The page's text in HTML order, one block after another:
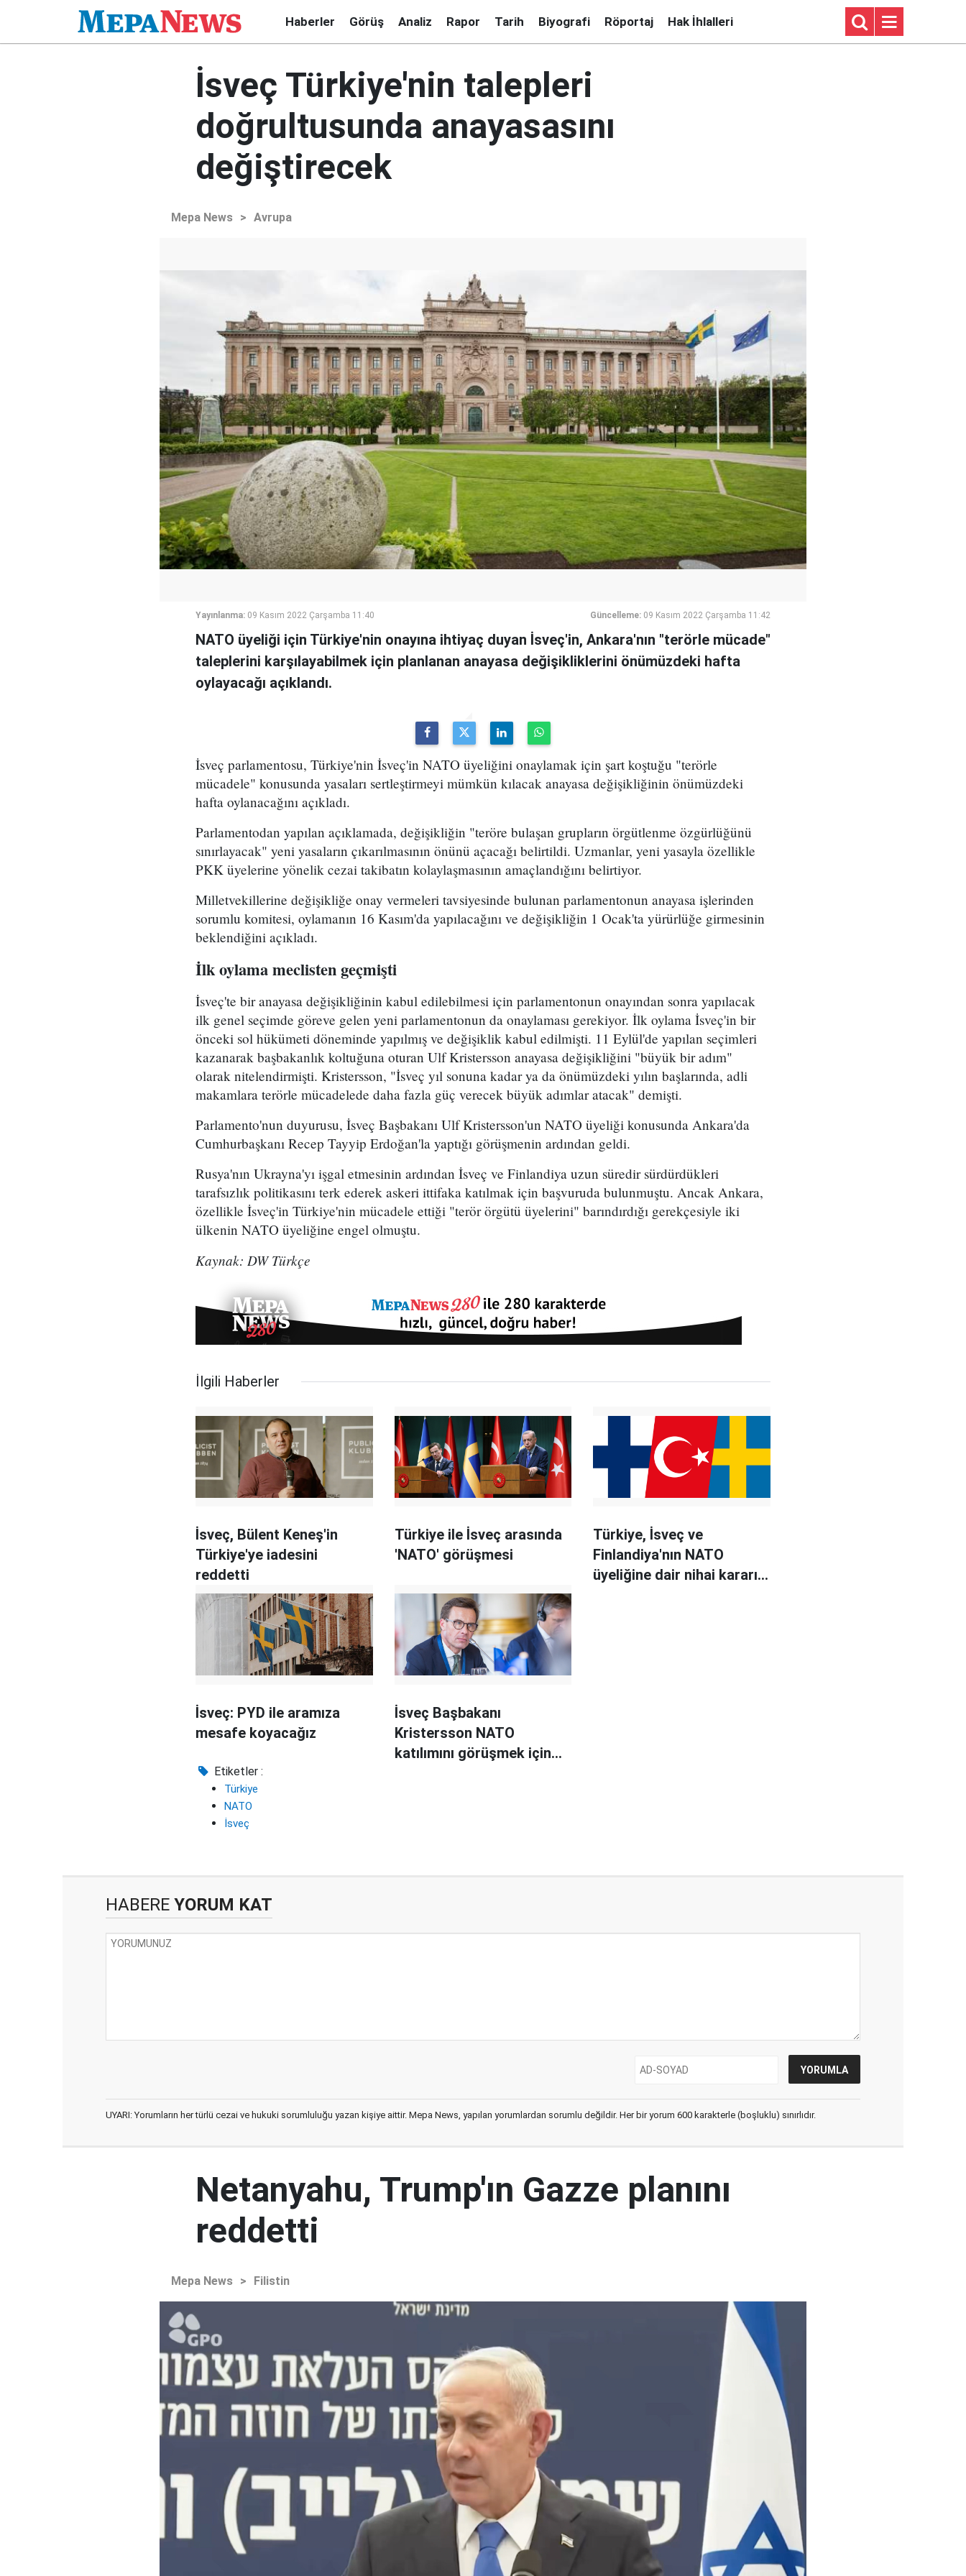
Haberler Görüş Analiz Rapor Tarih Biyografi Röportaj Hak İhlalleri
İsveç Türkiye'nin talepleri
doğrultusunda anayasasını
değiştirecek
Mepa News > Avrupa
Yayınlanma: 09 Kasım 2022 Çarşamba 11:40 Güncelleme: 09 Kasım 2022 Çarşamba 11:42
NATO üyeliği için Türkiye'nin onayına ihtiyaç duyan İsveç'in, Ankara'nın "terörle mücade"
taleplerini karşılayabilmek için planlanan anayasa değişikliklerini önümüzdeki hafta
oylayacağı açıklandı.
İsveç parlamentosu, Türkiye'nin İsveç'in NATO üyeliğini onaylamak için şart koştuğu "terörle
mücadele" konusunda yasaları sertleştirmeyi mümkün kılacak anayasa değişikliğinin önümüzdeki
hafta oylanacağını açıkladı.
Parlamentodan yapılan açıklamada, değişikliğin "teröre bulaşan grupların örgütlenme özgürlüğünü
sınırlayacak" yeni yasaların çıkarılmasının önünü açacağı belirtildi. Uzmanlar, yeni yasayla özellikle
PKK üyelerine yönelik cezai takibatın kolaylaşmasının amaçlandığını belirtiyor.
Milletvekillerine değişikliğe onay vermeleri tavsiyesinde bulunan parlamentonun anayasa işlerinden
sorumlu komitesi, oylamanın 16 Kasım'da yapılacağını ve değişikliğin 1 Ocak'ta yürürlüğe girmesinin
beklendiğini açıkladı.
İlk oylama meclisten geçmişti
İsveç'te bir anayasa değişikliğinin kabul edilebilmesi için parlamentonun onayından sonra yapılacak
ilk genel seçimde göreve gelen yeni parlamentonun da onaylaması gerekiyor. İlk oylama İsveç'in bir
önceki sol hükümeti döneminde yapılmış ve değişiklik kabul edilmişti. 11 Eylül'de yapılan seçimleri
kazanarak başbakanlık koltuğuna oturan Ulf Kristersson anayasa değişikliğini "büyük bir adım"
olarak nitelendirmişti. Kristersson, "İsveç yıl sonuna kadar ya da önümüzdeki yılın başlarında, adli
makamlara terörle mücadelede daha fazla güç verecek büyük adımlar atacak" demişti.
Parlamento'nun duyurusu, İsveç Başbakanı Ulf Kristersson'un NATO üyeliği konusunda Ankara'da
Cumhurbaşkanı Recep Tayyip Erdoğan'la yaptığı görüşmenin ardından geldi.
Rusya'nın Ukrayna'yı işgal etmesinin ardından İsveç ve Finlandiya uzun süredir sürdürdükleri
tarafsızlık politikasını terk ederek askeri ittifaka katılmak için başvuruda bulunmuştu. Ancak Ankara,
özellikle İsveç'in Türkiye'nin mücadele ettiği "terör örgütü üyelerini" barındırdığı gerekçesiyle iki
ülkenin NATO üyeliğine engel olmuştu.
Kaynak: DW Türkçe
İlgili Haberler
İsveç, Bülent Keneş'in
Türkiye'ye iadesini
reddetti
Türkiye ile İsveç arasında
'NATO' görüşmesi
Türkiye, İsveç ve
Finlandiya'nın NATO
üyeliğine dair nihai kararı
İsveç: PYD ile aramıza
mesafe koyacağız
İsveç Başbakanı
Kristersson NATO
katılımını görüşmek için
Etiketler :
Türkiye
NATO
İsveç
HABERE YORUM KAT
UYARI: Yorumların her türlü cezai ve hukuki sorumluluğu yazan kişiye aittir. Mepa News, yapılan yorumlardan sorumlu değildir. Her bir yorum 600 karakterle (boşluklu) sınırlıdır.
Netanyahu, Trump'ın Gazze planını
reddetti
Mepa News > Filistin